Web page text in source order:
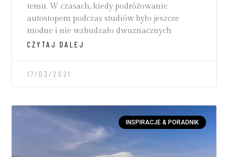
temu. W czasach, kiedy podróżowanie
autostopem podczas studiów było jeszcze
modne i nie wzbudzało dwuznacznych
CZYTAJ DALEJ
17/03/2021
INSPIRACJE & PORADNIK